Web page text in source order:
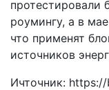
протестировали
роумингу, а в
что применят
источников
Ичточник: